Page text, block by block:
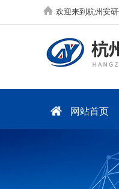
欢迎来到杭州安
网站首页